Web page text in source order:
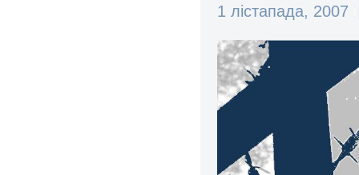
1 лістапада, 2007